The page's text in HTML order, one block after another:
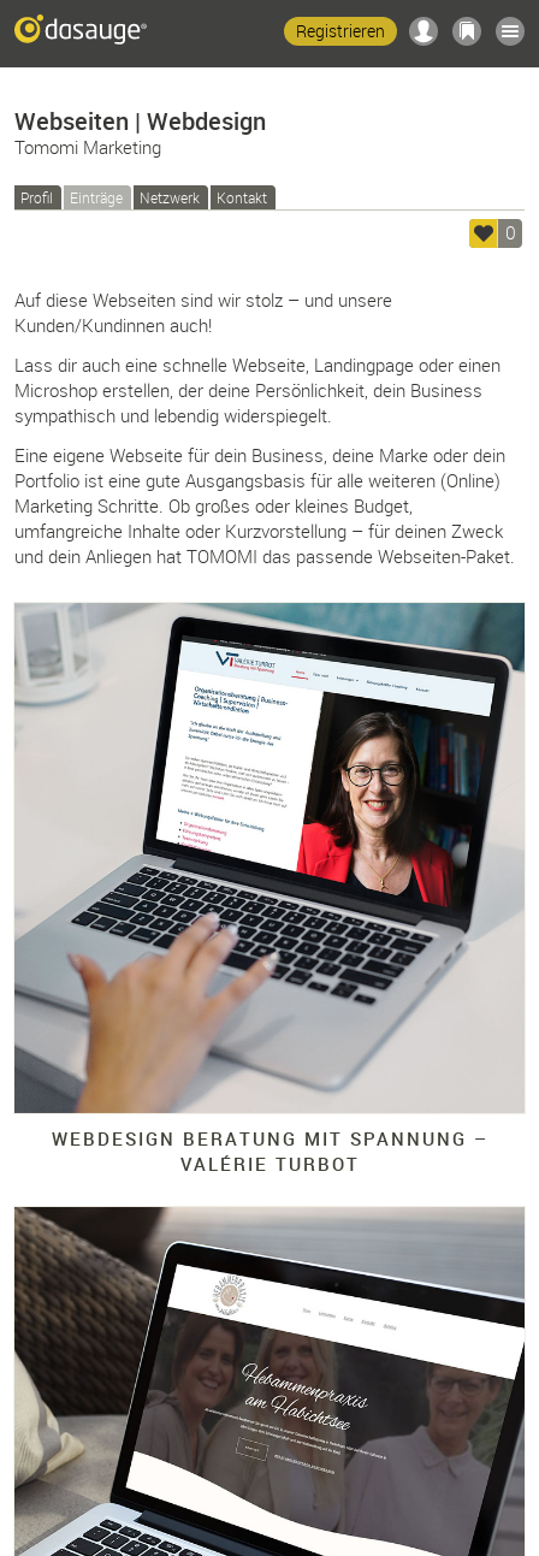
Registrieren
Webseiten | Webdesign
Tomomi Marketing
Profil Einträge Netzwerk Kontakt
0
Auf diese Webseiten sind wir stolz – und unsere
Kunden/Kundinnen auch!
Lass dir auch eine schnelle Webseite, Landingpage oder einen
Microshop erstellen, der deine Persönlichkeit, dein Business
sympathisch und lebendig widerspiegelt.
Eine eigene Webseite für dein Business, deine Marke oder dein
Portfolio ist eine gute Ausgangsbasis für alle weiteren (Online)
Marketing Schritte. Ob großes oder kleines Budget,
umfangreiche Inhalte oder Kurzvorstellung – für deinen Zweck
und dein Anliegen hat TOMOMI das passende Webseiten-Paket.
WEBDESIGN BERATUNG MIT SPANNUNG –
VALÉRIE TURBOT